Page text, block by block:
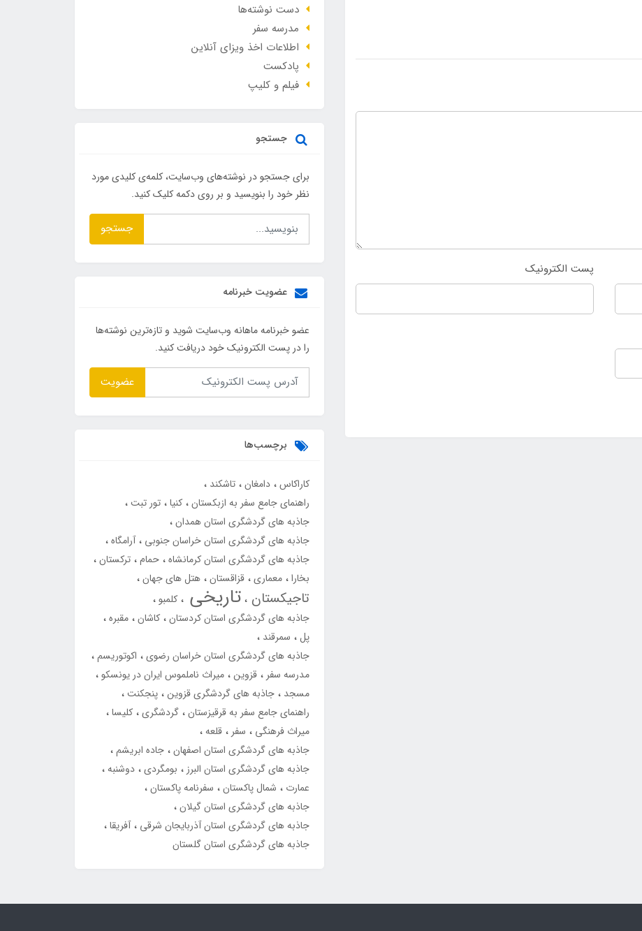
پست الکترونیک
دست نوشته‌ها
مدرسه سفر
اطلاعات اخذ ویزای آنلاین
پادکست
فیلم و کلیپ
جستجو
برای جستجو در نوشته‌های وب‌سایت، کلمه‌ی کلیدی مورد
نظر خود را بنویسید و بر روی دکمه کلیک کنید.
جستجو
عضویت خبرنامه
عضو خبرنامه ماهانه وب‌سایت شوید و تازه‌ترین نوشته‌ها
را در پست الکترونیک خود دریافت کنید.
عضویت
برچسب‌ها
کاراکاس دامغان تاشکند
راهنمای جامع سفر به ازبکستان کنیا تور تبت
جاذبه های گردشگری استان همدان
جاذبه های گردشگری استان خراسان جنوبی آرامگاه
جاذبه های گردشگری استان کرمانشاه حمام ترکستان
بخارا معماری قزاقستان هتل های جهان
تاجیکستان تاریخی کلمبو
جاذبه های گردشگری استان کردستان کاشان مقبره
پل سمرقند
جاذبه های گردشگری استان خراسان رضوی اکوتوریسم
مدرسه سفر قزوین میراث ناملموس ایران در یونسکو
مسجد جاذبه های گردشگری قزوین پنجکنت
راهنمای جامع سفر به قرقیزستان گردشگری کلیسا
میراث فرهنگی سفر قلعه
جاذبه های گردشگری استان اصفهان جاده ابریشم
جاذبه های گردشگری استان البرز بومگردی دوشنبه
عمارت شمال پاکستان سفرنامه پاکستان
جاذبه های گردشگری استان گیلان
جاذبه های گردشگری استان آذربایجان شرقی آفریقا
جاذبه های گردشگری استان گلستان